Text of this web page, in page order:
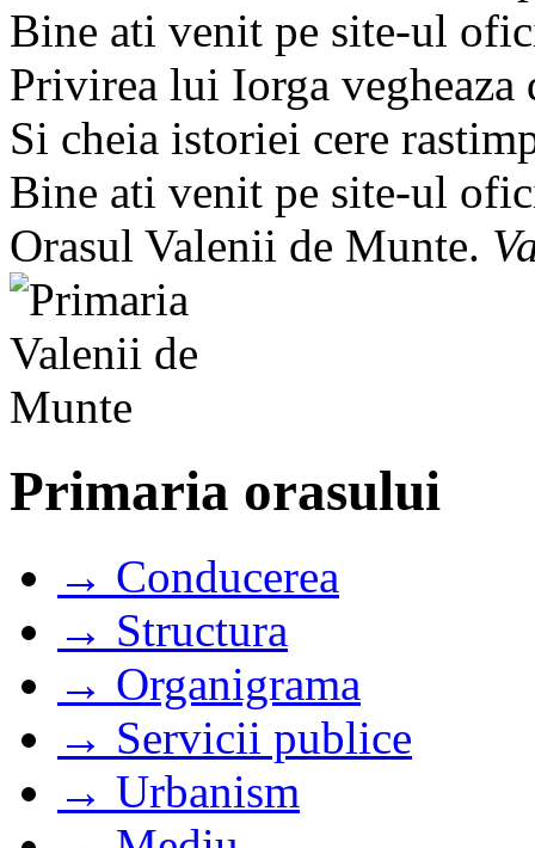
Bine ati venit pe site-ul
Privirea lui Iorga
Si cheia istoriei cere
Bine ati venit pe site-ul
Orasul Valenii de Munte.
Primaria orasului
→ Conducerea
→ Structura
→ Organigrama
→ Servicii publice
→ Urbanism